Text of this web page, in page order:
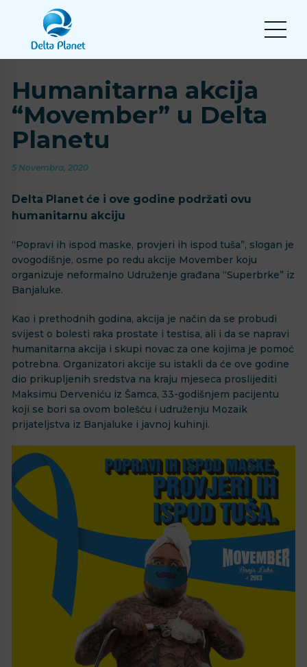
Humanitarna akcija
“Movember” u Delta
Planetu
5 Novembra, 2020
Delta Planet će i ove godine podržati ovu
humanitarnu akciju
“Popravi ih ispod maske, provjeri ih ispod tuša”, slogan je
ovogodišnje, osme po redu akcije Movember koju
organizuje neformalno Udruženje građana “Superbrke” iz
Banjaluke.
Kao i prethodnih godina, akcija je način da se probudi
svijest o bolesti raka prostate i testisa, ali i da se napravi
humanitarna akcija i skupi novac za one kojima je pomoć
potrebna. Organizatori akcije su istakli da će ove godine
dio prikupljenih sredstva na kraju mjeseca proslijediti
Maksimu Derveniću iz Šamca, 33-godišnjem pacijentu
koji se bori sa ovom bolešću i udruženju Mozaik
prijateljstva iz Banjaluke i javnoj kuhinji.